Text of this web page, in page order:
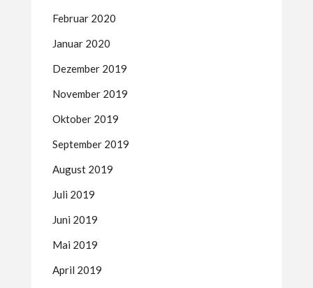
Februar 2020
Januar 2020
Dezember 2019
November 2019
Oktober 2019
September 2019
August 2019
Juli 2019
Juni 2019
Mai 2019
April 2019